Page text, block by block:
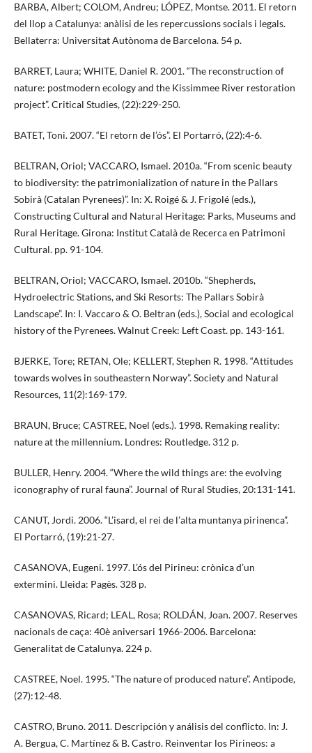
BARBA, Albert; COLOM, Andreu; LÓPEZ, Montse. 2011. El retorn
del llop a Catalunya: anàlisi de les repercussions socials i legals.
Bellaterra: Universitat Autònoma de Barcelona. 54 p.
BARRET, Laura; WHITE, Daniel R. 2001. “The reconstruction of
nature: postmodern ecology and the Kissimmee River restoration
project”. Critical Studies, (22):229-250.
BATET, Toni. 2007. “El retorn de l’ós”. El Portarró, (22):4-6.
BELTRAN, Oriol; VACCARO, Ismael. 2010a. “From scenic beauty
to biodiversity: the patrimonialization of nature in the Pallars
Sobirà (Catalan Pyrenees)”. In: X. Roigé & J. Frigolé (eds.),
Constructing Cultural and Natural Heritage: Parks, Museums and
Rural Heritage. Girona: Institut Català de Recerca en Patrimoni
Cultural. pp. 91-104.
BELTRAN, Oriol; VACCARO, Ismael. 2010b. “Shepherds,
Hydroelectric Stations, and Ski Resorts: The Pallars Sobirà
Landscape”. In: I. Vaccaro & O. Beltran (eds.), Social and ecological
history of the Pyrenees. Walnut Creek: Left Coast. pp. 143-161.
BJERKE, Tore; RETAN, Ole; KELLERT, Stephen R. 1998. “Attitudes
towards wolves in southeastern Norway”. Society and Natural
Resources, 11(2):169-179.
BRAUN, Bruce; CASTREE, Noel (eds.). 1998. Remaking reality:
nature at the millennium. Londres: Routledge. 312 p.
BULLER, Henry. 2004. “Where the wild things are: the evolving
iconography of rural fauna”. Journal of Rural Studies, 20:131-141.
CANUT, Jordi. 2006. “L’isard, el rei de l’alta muntanya pirinenca”.
El Portarró, (19):21-27.
CASANOVA, Eugeni. 1997. L’ós del Pirineu: crònica d’un
extermini. Lleida: Pagès. 328 p.
CASANOVAS, Ricard; LEAL, Rosa; ROLDÁN, Joan. 2007. Reserves
nacionals de caça: 40è aniversari 1966-2006. Barcelona:
Generalitat de Catalunya. 224 p.
CASTREE, Noel. 1995. “The nature of produced nature”. Antipode,
(27):12-48.
CASTRO, Bruno. 2011. Descripción y análisis del conflicto. In: J.
A. Bergua, C. Martínez & B. Castro. Reinventar los Pirineos: a